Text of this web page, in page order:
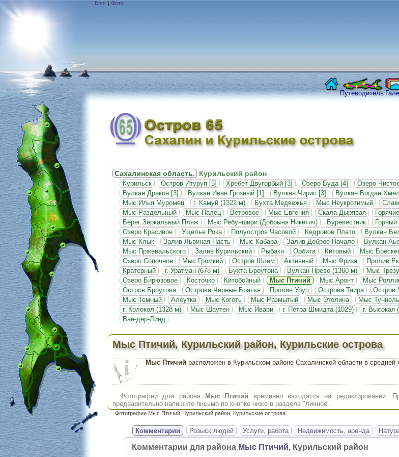
Блог | Фото
Путеводитель
Сахалинская область. Курильский район
Курильск Остров Итуруп [5] Хребет Двугорбый [3] Озеро Буда [4] Озеро
Вулкан Дракон [3]
Вулкан Иван Грозный [1] Вулкан Чирип [3] Вулкан Богдан
Мыс Илья Муромец
г. Камуй (1322 м) Бухта Медвежья Мыс Неукротимый
Мыс Раздельный
Мыс Палец Ветровое Мыс Евгения Скала Дырявая
Берег Зеркальный Пляж
Мыс Ребуншири (Добрыня Никитич) Буревестник Горный
Озеро Красивое
Ущелье Рока Полуостров Часовой Кедровое Плато Вулкан
Мыс Клык
Залив Львиная Пасть Мыс Кабара Залив Доброе Начало Вулкан
Мыс Пржевальского
Залив Курильский Рыбаки Орбита Китовый Мыс
Озеро Сопочное
Мыс Громкий Остров Шлем Активный Мыс Фриза Пролив
Кратерный
г. Уратман (678 м) Бухта Броутона Вулкан Прево (1360 м) Мыс
Озеро Бирюзовое
Косточко Китобойный Мыс Птичий Мыс Аронт Мыс
Остров Броутона
Острова Черные Братья Пролив Уруп Острова Таира Остров
Мыс Темный
Алеутка Мыс Коготь Мыс Размытый Мыс Этолина Мыс
г. Колокол (1328 м)
Мыс Шаутен Мыс Ивари г. Петра Шмидта (1029) г. Высокая
Ван-дер-Линд
Мыс Птичий, Курильский район, Курильские острова
Мыс Птичий расположен в Курильском районе Сахалинской области в средней
Фотографии для района Мыс Птичий временно находятся на редактировании.
предварительно напишите письмо по кнопке ниже в разделе "личное".
Фотографии Мыс Птичий, Курильский район, Курильские острова
Комментарии Розыск людей Услуги, работа Недвижимость, аренда
Комментарии для района Мыс Птичий, Курильский район